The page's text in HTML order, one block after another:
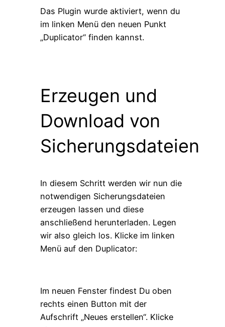
Das Plugin wurde aktiviert, wenn du
im linken Menü den neuen Punkt
„Duplicator“ finden kannst.
Erzeugen und
Download von
Sicherungsdateien
In diesem Schritt werden wir nun die
notwendigen Sicherungsdateien
erzeugen lassen und diese
anschließend herunterladen. Legen
wir also gleich los. Klicke im linken
Menü auf den Duplicator:
Im neuen Fenster findest Du oben
rechts einen Button mit der
Aufschrift „Neues erstellen“. Klicke